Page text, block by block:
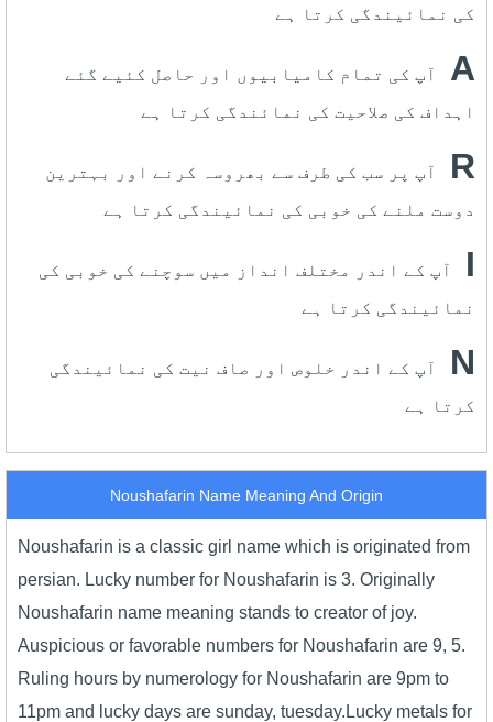
کی نمائیندگی کرتا ہے
A
آپ کی تمام کامیابیوں اور حاصل کئیے گئے
اہداف کی صلاحیت کی نمائندگی کرتا ہے
R
آپ پر سب کی طرف سے بھروسہ کرنے اور بہترین
دوست ملنے کی خوبی کی نمائیندگی کرتا ہے
I
آپ کے اندر مختلف انداز میں سوچنے کی خوبی کی
نمائیندگی کرتا ہے
N
آپ کے اندر خلوص اور صاف نیت کی نمائیندگی
کرتا ہے
Noushafarin Name Meaning And Origin
Noushafarin is a classic girl name which is originated from
persian. Lucky number for Noushafarin is 3. Originally
Noushafarin name meaning stands to creator of joy.
Auspicious or favorable numbers for Noushafarin are 9, 5.
Ruling hours by numerology for Noushafarin are 9pm to
11pm and lucky days are sunday, tuesday.Lucky metals for